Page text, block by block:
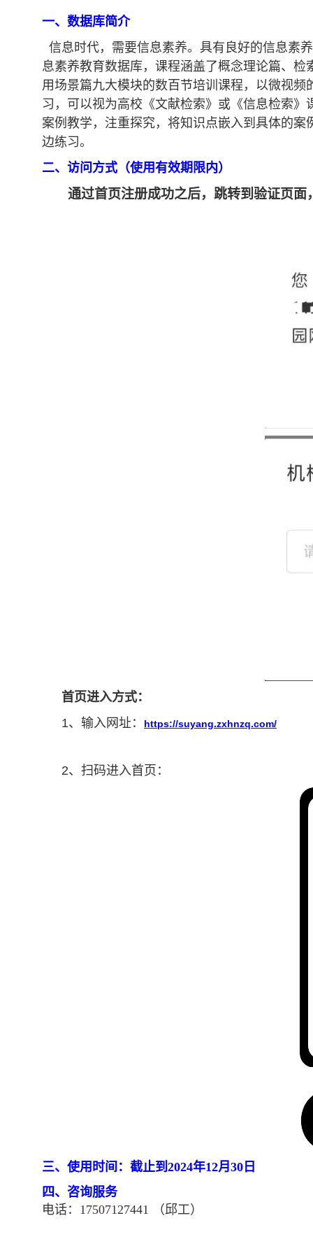
一、 数据库简介
信息时代，需要信息素养。具有良好的信息素
息素养教育数据库，课程涵盖了概念理论篇、
用场景篇九大模块的数百节培训课程，以微视
习，可以视为高校《文献检索》或《信息检索
案例教学，注重探究，将知识点嵌入到具体的
边练习。
二、 访问方式（使用有效期限内）
通过首页注册成功之后，跳转到验证页面
首页进入方式：
1、输入网址：
https://suyang.zxhnzq.com/
2、扫码进入首页：
三、 使用时间：截止到2024年12月30日
四、咨询服务
电话：17507127441 （邱工）